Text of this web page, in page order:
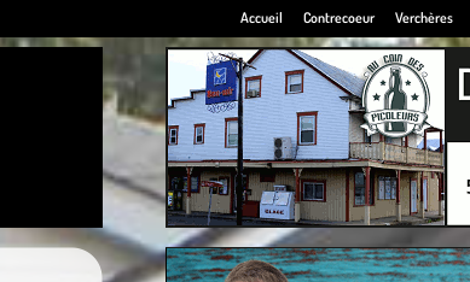
Accueil Contrecoeur Verchères